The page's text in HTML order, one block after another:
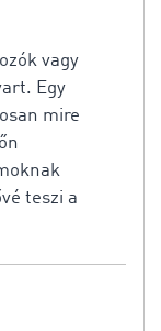
vagy
Egy
mire
teszi a